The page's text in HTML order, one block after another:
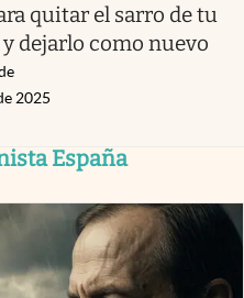
quitar el sarro de tu
dejarlo como nuevo
2025
España